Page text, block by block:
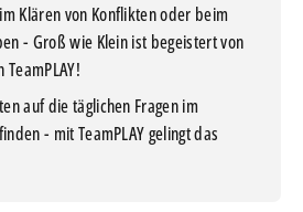
Klären von Konflikten oder beim
- Groß wie Klein ist begeistert von
auf die täglichen Fragen im
- mit TeamPLAY gelingt das